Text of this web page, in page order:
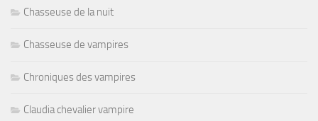
Chasseuse de la nuit
Chasseuse de vampires
Chroniques des vampires
Claudia chevalier vampire